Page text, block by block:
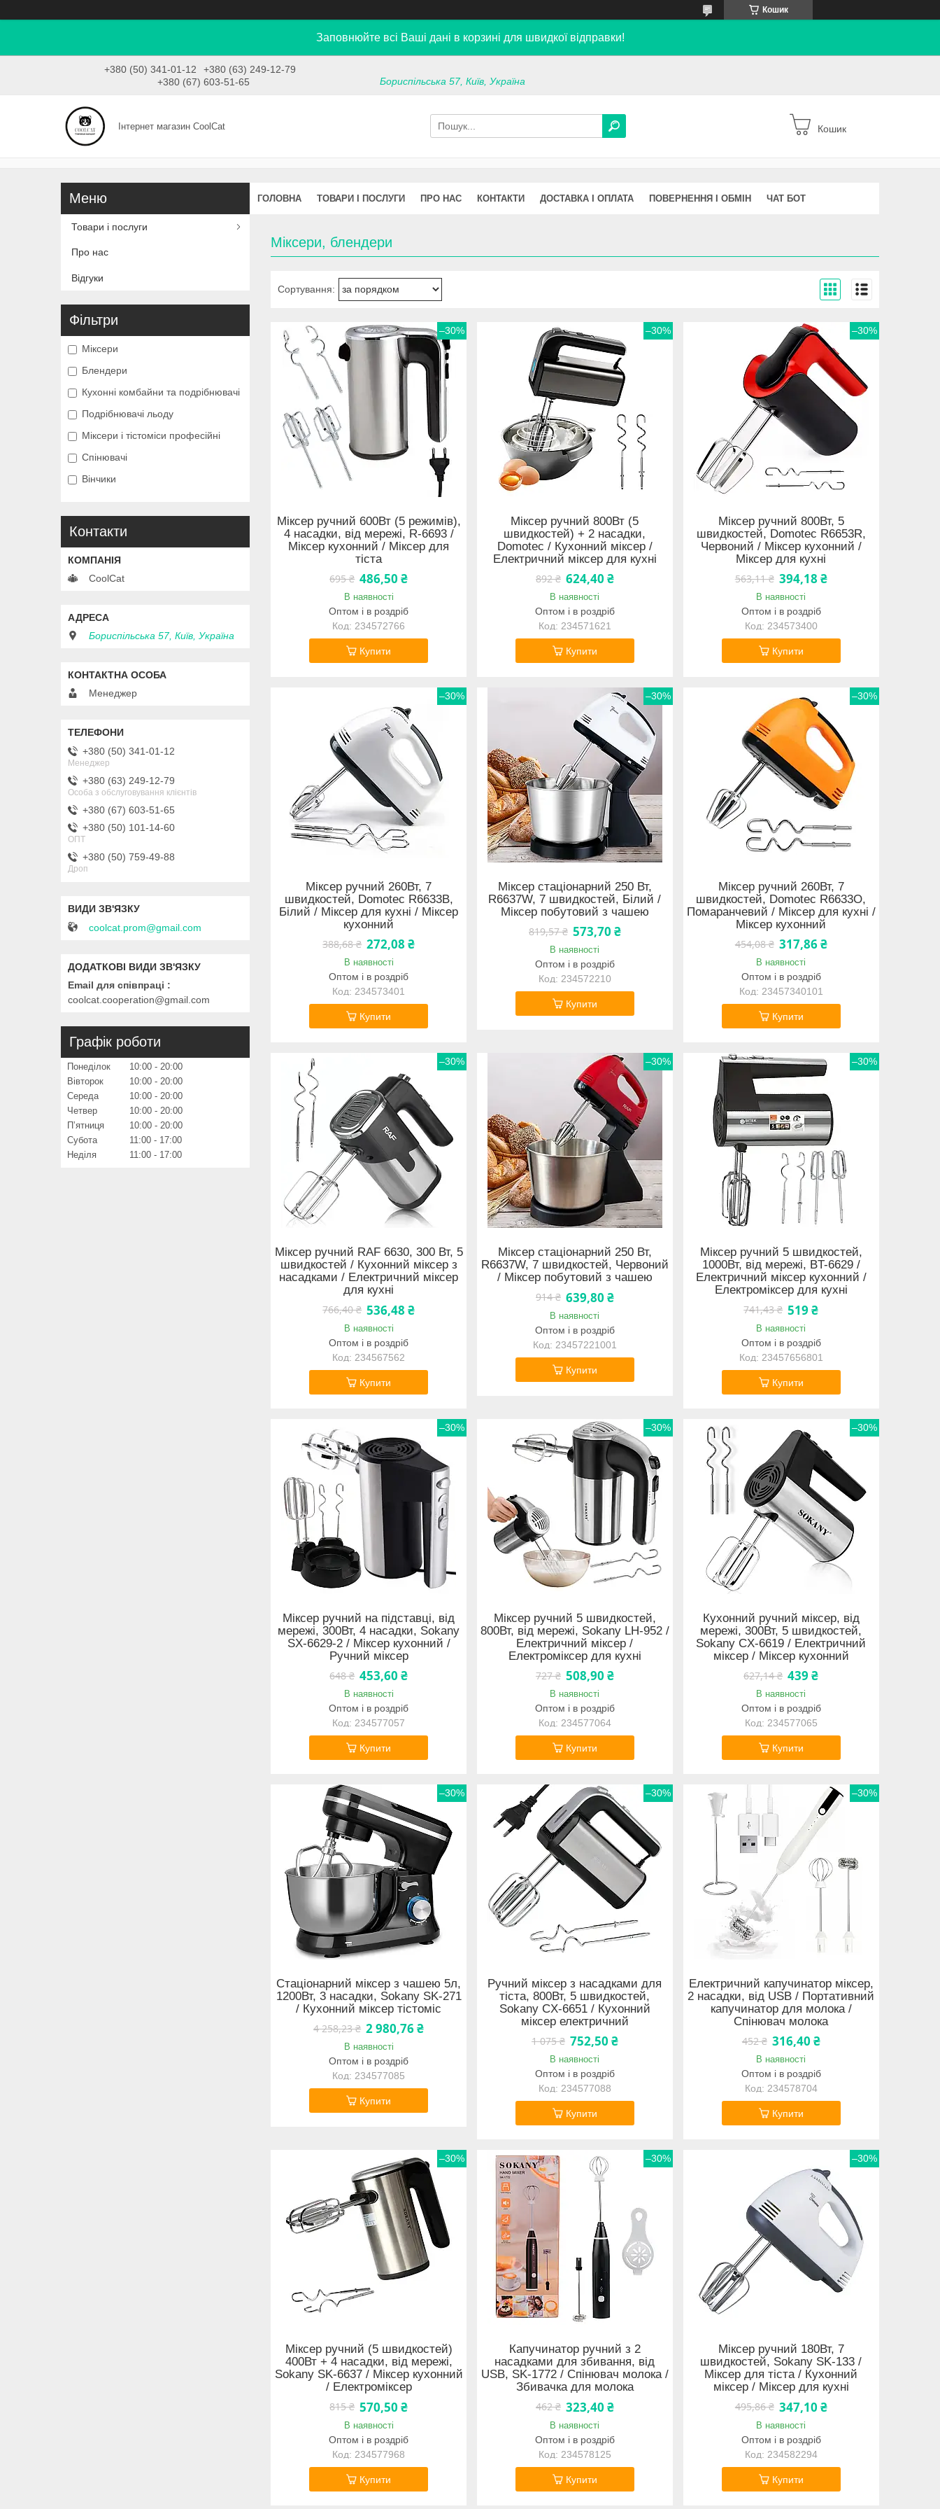
Кошик
Заповнюйте всі Ваші дані в корзині для швидкої відправки!
+380 (50) 341-01-12
+380 (63) 249-12-79
+380 (67) 603-51-65
Бориспільська 57, Київ, Україна
Інтернет магазин CoolCat Кошик
ГОЛОВНА ТОВАРИ І ПОСЛУГИ ПРО НАС КОНТАКТИ ДОСТАВКА І ОПЛАТА ПОВЕРНЕННЯ І ОБМІН ЧАТ БОТ
Міксери, блендери
–30%
Міксер ручний 600Вт (5 режимів),
4 насадки, від мережі, R-6693 /
Міксер кухонний / Міксер для
тіста
695 ₴ 486,50 ₴
В наявності
Оптом і в роздріб
234572766
Купити
–30%
Міксер ручний 800Вт (5
швидкостей) + 2 насадки,
Domotec / Кухонний міксер /
Електричний міксер для кухні
892 ₴ 624,40 ₴
В наявності
Оптом і в роздріб
234571621
Купити
–30%
Міксер ручний 800Вт, 5
швидкостей, Domotec R6653R,
Червоний / Міксер кухонний /
Міксер для кухні
563,11 ₴ 394,18 ₴
В наявності
Оптом і в роздріб
234573400
Купити
–30%
Міксер ручний 260Вт, 7
швидкостей, Domotec R6633B,
Білий / Міксер для кухні / Міксер
кухонний
388,68 ₴ 272,08 ₴
В наявності
Оптом і в роздріб
234573401
Купити
–30%
Міксер стаціонарний 250 Вт,
R6637W, 7 швидкостей, Білий /
Міксер побутовий з чашею
819,57 ₴ 573,70 ₴
В наявності
Оптом і в роздріб
234572210
Купити
–30%
Міксер ручний 260Вт, 7
швидкостей, Domotec R6633О,
Помаранчевий / Міксер для кухні /
Міксер кухонний
454,08 ₴ 317,86 ₴
В наявності
Оптом і в роздріб
23457340101
Купити
–30%
Міксер ручний RAF 6630, 300 Вт, 5
швидкостей / Кухонний міксер з
насадками / Електричний міксер
для кухні
766,40 ₴ 536,48 ₴
В наявності
Оптом і в роздріб
234567562
Купити
–30%
Міксер стаціонарний 250 Вт,
R6637W, 7 швидкостей, Червоний
/ Міксер побутовий з чашею
914 ₴ 639,80 ₴
В наявності
Оптом і в роздріб
23457221001
Купити
–30%
Міксер ручний 5 швидкостей,
1000Вт, від мережі, BT-6629 /
Електричний міксер кухонний /
Електроміксер для кухні
741,43 ₴ 519 ₴
В наявності
Оптом і в роздріб
23457656801
Купити
–30%
Міксер ручний на підставці, від
мережі, 300Вт, 4 насадки, Sokany
SX-6629-2 / Міксер кухонний /
Ручний міксер
648 ₴ 453,60 ₴
В наявності
Оптом і в роздріб
234577057
Купити
–30%
Міксер ручний 5 швидкостей,
800Вт, від мережі, Sokany LH-952 /
Електричний міксер /
Електроміксер для кухні
727 ₴ 508,90 ₴
В наявності
Оптом і в роздріб
234577064
Купити
–30%
Кухонний ручний міксер, від
мережі, 300Вт, 5 швидкостей,
Sokany CX-6619 / Електричний
міксер / Міксер кухонний
627,14 ₴ 439 ₴
В наявності
Оптом і в роздріб
234577065
Купити
–30%
Стаціонарний міксер з чашею 5л,
1200Вт, 3 насадки, Sokany SK-271
/ Кухонний міксер тістоміс
4 258,23 ₴ 2 980,76 ₴
В наявності
Оптом і в роздріб
234577085
Купити
–30%
Ручний міксер з насадками для
тіста, 800Вт, 5 швидкостей,
Sokany CX-6651 / Кухонний
міксер електричний
1 075 ₴ 752,50 ₴
В наявності
Оптом і в роздріб
234577088
Купити
–30%
Електричний капучинатор міксер,
2 насадки, від USB / Портативний
капучинатор для молока /
Спінювач молока
452 ₴ 316,40 ₴
В наявності
Оптом і в роздріб
234578704
Купити
–30%
Міксер ручний (5 швидкостей)
400Вт + 4 насадки, від мережі,
Sokany SK-6637 / Міксер кухонний
/ Електроміксер
815 ₴ 570,50 ₴
В наявності
Оптом і в роздріб
234577968
Купити
–30%
Капучинатор ручний з 2
насадками для збивання, від
USB, SK-1772 / Спінювач молока /
Збивачка для молока
462 ₴ 323,40 ₴
В наявності
Оптом і в роздріб
234578125
Купити
–30%
Міксер ручний 180Вт, 7
швидкостей, Sokany SK-133 /
Міксер для тіста / Кухонний
міксер / Міксер для кухні
495,86 ₴ 347,10 ₴
В наявності
Оптом і в роздріб
234582294
Купити
Товари і послуги
Про нас
Відгуки
Фільтри
Міксери
Блендери
Кухонні комбайни та подрібнювачі
Подрібнювачі льоду
Міксери і тістоміси професійні
Спінювачі
Вінчики
Контакти
CoolCat
Бориспільська 57, Київ, Україна
Менеджер
+380 (50) 341-01-12
Менеджер
+380 (63) 249-12-79
Особа з обслуговування клієнтів
+380 (67) 603-51-65
+380 (50) 101-14-60
ОПТ
+380 (50) 759-49-88
Дроп
coolcat.prom@gmail.com
Email для співпраці
coolcat.cooperation@gmail.com
Графік роботи
Понеділок 10:00
20:00
Вівторок
10:00
20:00
Середа
10:00
20:00
Четвер
10:00
20:00
Пʼятниця
10:00
20:00
Субота
11:00
17:00
Неділя
11:00 17:00